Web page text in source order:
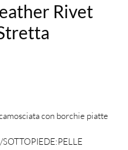
Rivet
con borchie piatte